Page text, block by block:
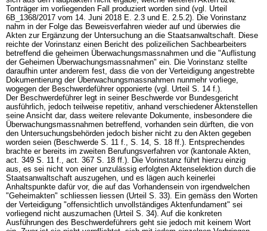
Tonträger im vorliegenden Fall produziert worden sind (vgl. Urteil
6B_1368/2017 vom 14. Juni 2018 E. 2.3 und E. 2.5.2). Die Vorinstanz
nahm in der Folge das Beweisverfahren wieder auf und überwies die
Akten zur Ergänzung der Untersuchung an die Staatsanwaltschaft. Diese
reichte der Vorinstanz einen Bericht des polizeilichen Sachbearbeiters
betreffend die geheimen Überwachungsmassnahmen und die "Auflistung
der Geheimen Überwachungsmassnahmen" ein. Die Vorinstanz stellte
daraufhin unter anderem fest, dass die von der Verteidigung angestrebte
Dokumentierung der Überwachungsmassnahmen nunmehr vorliege,
wogegen der Beschwerdeführer opponierte (vgl. Urteil S. 14 f.).
Der Beschwerdeführer legt in seiner Beschwerde vor Bundesgericht
ausführlich, jedoch teilweise repetitiv, anhand verschiedener Aktenstellen
seine Ansicht dar, dass weitere relevante Dokumente, insbesondere die
Überwachungsmassnahmen betreffend, vorhanden sein dürften, die von
den Untersuchungsbehörden jedoch bisher nicht zu den Akten gegeben
worden seien (Beschwerde S. 11 f., S. 14, S. 18 ff.). Entsprechendes
brachte er bereits im zweiten Berufungsverfahren vor (kantonale Akten,
act. 349 S. 11 f., act. 367 S. 18 ff.). Die Vorinstanz führt hierzu einzig
aus, es sei nicht von einer unzulässig erfolgten Aktenselektion durch die
Staatsanwaltschaft auszugehen, und es lägen auch keinerlei
Anhaltspunkte dafür vor, die auf das Vorhandensein von irgendwelchen
"Geheimakten" schliessen liessen (Urteil S. 33). Ein gemäss den Worten
der Verteidigung "offensichtlich unvollständiges Aktenfundament" sei
vorliegend nicht auszumachen (Urteil S. 34). Auf die konkreten
Ausführungen des Beschwerdeführers geht sie jedoch mit keinem Wort